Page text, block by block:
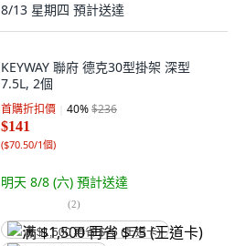
8/13 星期四 預計送達
KEYWAY 聯府 德克30型掛架 深型
7.5L, 2個
首購折扣價 40%$236
$141
($70.50/1個)
明天 8/8 (六) 預計送達
(2)
满 $1,500 再省 $75 (王道卡)